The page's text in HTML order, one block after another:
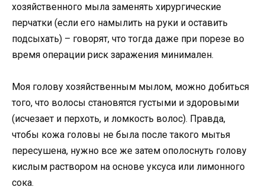
хозяйственного мыла заменять хирургические
перчатки (если его намылить на руки и оставить
подсыхать) – говорят, что тогда даже при порезе во
время операции риск заражения минимален.
Моя голову хозяйственным мылом, можно добиться
того, что волосы становятся густыми и здоровыми
(исчезает и перхоть, и ломкость волос). Правда,
чтобы кожа головы не была после такого мытья
пересушена, нужно все же затем ополоснуть голову
кислым раствором на основе уксуса или лимонного
сока.